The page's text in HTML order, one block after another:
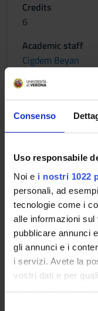
Consenso
Uso responsabile
Noi e i nostri 1022
personali, ad
tecnologie come i
alle informazioni
pubblicare annunci
gli annunci e i
i servizi. Avete la
vostri dati e per
privacy sono
Credits
6
Academic staff
Cigdem Beyan
Lessons
Credits
6
Academic staff
Cigdem Beyan
Vittorio Murino
Lessons